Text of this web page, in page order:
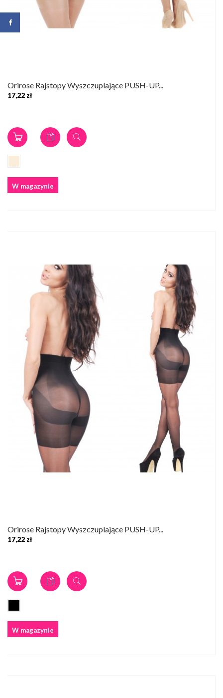
Orirose Rajstopy Wyszczuplające PUSH-UP...
17,22 zł
W magazynie
Orirose Rajstopy Wyszczuplające PUSH-UP...
17,22 zł
W magazynie